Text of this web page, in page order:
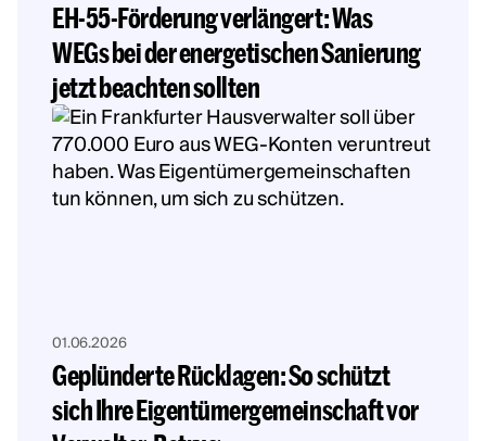
EH-55-Förderung verlängert: Was
WEGs bei der energetischen Sanierung
jetzt beachten sollten
01.06.2026
Geplünderte Rücklagen: So schützt
sich Ihre Eigentümergemeinschaft vor